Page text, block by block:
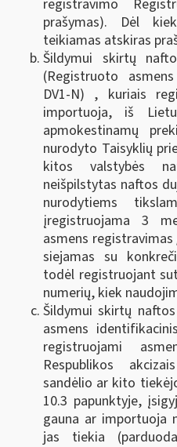
registravimo
prašymas). Dėl
teikiamas atskiras
Šildymui skirtų
(Registruoto
DV1-N) , kuriais
importuoja, iš
apmokestinamų
nurodyto Taisyklių
kitos valstybės
neišpilstytas naftos
nurodytiems
įregistruojama 3
asmens
siejamas su
todėl registruojant
numerių, kiek
Šildymui skirtų
asmens
registruojami
Respublikos
sandėlio ar kito
10.3 papunktyje,
gauna ar importuoja
jas tiekia